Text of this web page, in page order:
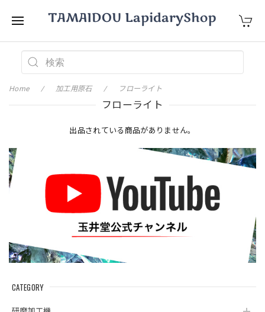
CATEGORY
Home 加工用原石 フローライト
フローライト
出品されている商品がありません。